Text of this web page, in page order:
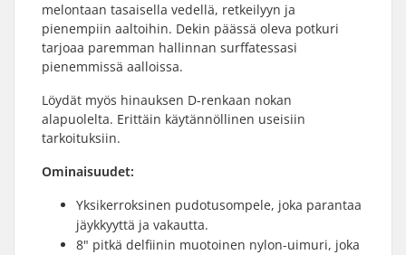
melontaan tasaisella vedellä, retkeilyyn ja
pienempiin aaltoihin. Dekin päässä oleva potkuri
tarjoaa paremman hallinnan surffatessasi
pienemmissä aalloissa.
Löydät myös hinauksen D-renkaan nokan
alapuolelta. Erittäin käytännöllinen useisiin
tarkoituksiin.
Ominaisuudet:
Yksikerroksinen pudotusompele, joka parantaa
jäykkyyttä ja vakautta.
8" pitkä delfiinin muotoinen nylon-uimuri, joka